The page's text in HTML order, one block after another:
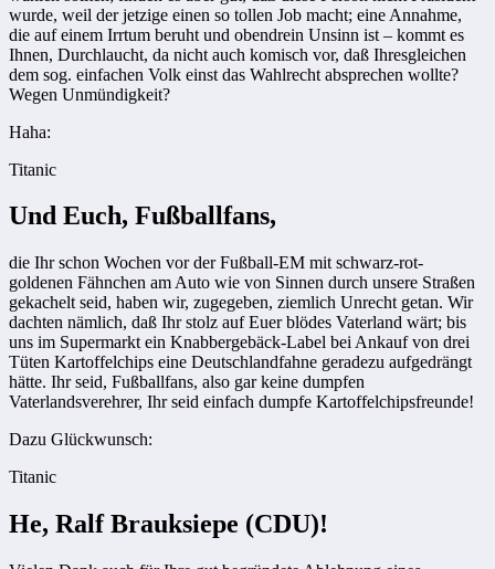
wurde, weil der jetzige einen so tollen Job macht; eine Annahme,
die auf einem Irrtum beruht und obendrein Unsinn ist – kommt es
Ihnen, Durchlaucht, da nicht auch komisch vor, daß Ihresgleichen
dem sog. einfachen Volk einst das Wahlrecht absprechen wollte?
Wegen Unmündigkeit?
Haha:
Titanic
Und Euch, Fußballfans,
die Ihr schon Wochen vor der Fußball-EM mit schwarz-rot-
goldenen Fähnchen am Auto wie von Sinnen durch unsere Straßen
gekachelt seid, haben wir, zugegeben, ziemlich Unrecht getan. Wir
dachten nämlich, daß Ihr stolz auf Euer blödes Vaterland wärt; bis
uns im Supermarkt ein Knabbergebäck-Label bei Ankauf von drei
Tüten Kartoffelchips eine Deutsch­landfahne geradezu aufgedrängt
hätte. Ihr seid, Fußballfans, also gar keine dumpfen
Vaterlandsverehrer, Ihr seid einfach dumpfe Kartoffelchipsfreunde!
Dazu Glückwunsch:
Titanic
He, Ralf Brauksiepe (CDU)!